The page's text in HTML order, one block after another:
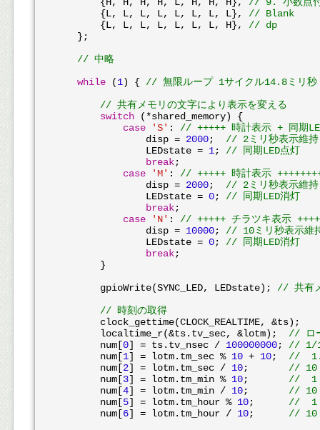
        {H, H, H, H, L, H, H, H},
// 9. 小数点
	{L, L, L, L, L, L, L, L},
// Blank
	{L, L, L, L, L, L, L, H},
// dp
    };
// 中略
while (1) { // 無限ループ 1サイクル14.8ミリ秒
// 共有メモリの文字により表示を変える
switch (*shared_memory) {
case
'S' : // +++++ 時計表示 + 同期
                disp =
2000; // 2ミリ秒表示維持
                LEDstate =
1; // 同期LED点灯
break;
case
'M' : // +++++ 時計表示
                disp =
2000; // 2ミリ秒表示維持
                LEDstate =
0; // 同期LED消灯
break;
case
'N' : // +++++ チラツキ表示
                disp =
10000; // 10ミリ秒表示維
                LEDstate =
0; // 同期LED消灯
break;
        }
        gpioWrite(SYNC_LED, LEDstate);
// 共有メ
// 時刻の取得
        clock_gettime(CLOCK_REALTIME, &ts);
        localtime_r(&ts.tv_sec, &lotm);
// ロ
        num[
0] = ts.tv_nsec / 100000000; // 1/
        num[
1] = lotm.tm_sec % 10 + 10; //  1.
        num[
2] = lotm.tm_sec / 10; // 10
        num[
3] = lotm.tm_min % 10; //  1
        num[
4] = lotm.tm_min / 10; // 10
        num[
5] = lotm.tm_hour % 10; //  1
        num[
6] = lotm.tm_hour / 10; // 10